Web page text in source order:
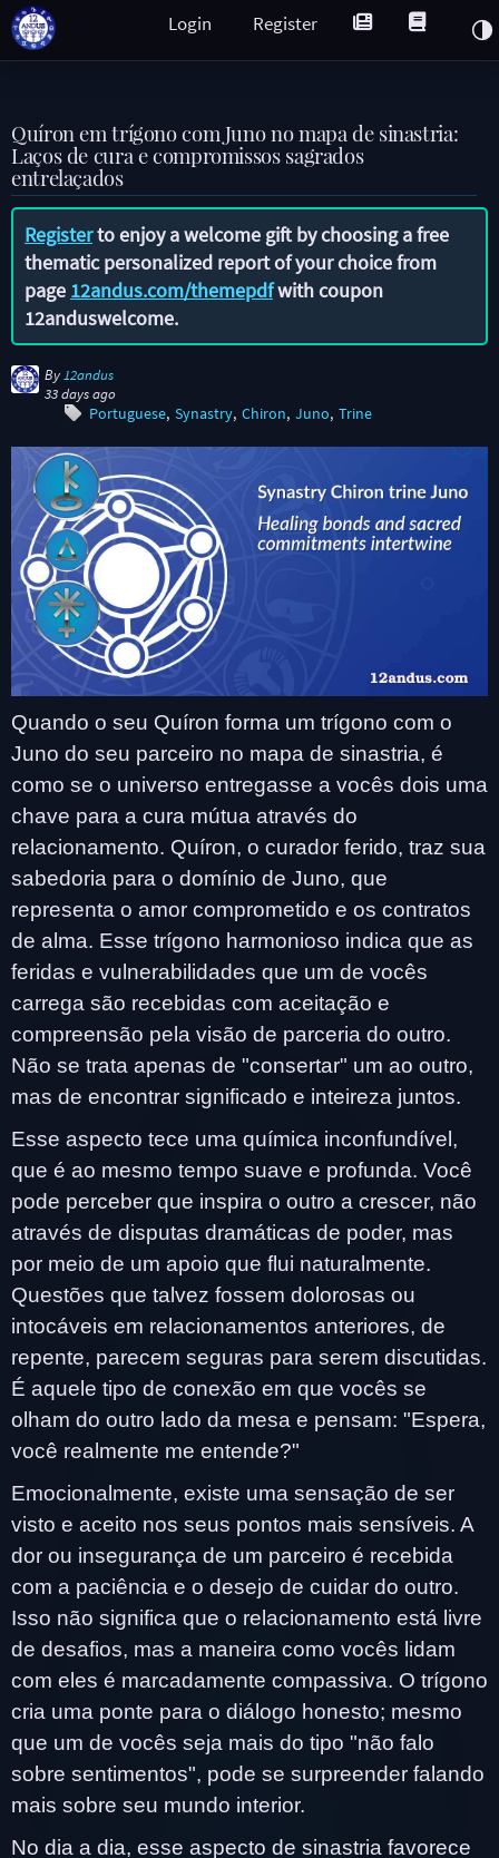
Register
Login
Quíron em trígono com Juno no mapa de sinastria:
Laços de cura e compromissos sagrados
entrelaçados
Registerto enjoy a welcome gift by choosing a free
thematic personalized report of your choice from
page 12andus.com/themepdfwith coupon
12anduswelcome.
By 12andus
33 days ago
Portuguese Synastry Chiron Juno Trine
Quando o seu Quíron forma um trígono com o
Juno do seu parceiro no mapa de sinastria, é
como se o universo entregasse a vocês dois uma
chave para a cura mútua através do
relacionamento. Quíron, o curador ferido, traz sua
sabedoria para o domínio de Juno, que
representa o amor comprometido e os contratos
de alma. Esse trígono harmonioso indica que as
feridas e vulnerabilidades que um de vocês
carrega são recebidas com aceitação e
compreensão pela visão de parceria do outro.
Não se trata apenas de "consertar" um ao outro,
mas de encontrar significado e inteireza juntos.
Esse aspecto tece uma química inconfundível,
que é ao mesmo tempo suave e profunda. Você
pode perceber que inspira o outro a crescer, não
através de disputas dramáticas de poder, mas
por meio de um apoio que flui naturalmente.
Questões que talvez fossem dolorosas ou
intocáveis em relacionamentos anteriores, de
repente, parecem seguras para serem discutidas.
É aquele tipo de conexão em que vocês se
olham do outro lado da mesa e pensam: "Espera,
você realmente me entende?"
Emocionalmente, existe uma sensação de ser
visto e aceito nos seus pontos mais sensíveis. A
dor ou insegurança de um parceiro é recebida
com a paciência e o desejo de cuidar do outro.
Isso não significa que o relacionamento está livre
de desafios, mas a maneira como vocês lidam
com eles é marcadamente compassiva. O trígono
cria uma ponte para o diálogo honesto; mesmo
que um de vocês seja mais do tipo "não falo
sobre sentimentos", pode se surpreender falando
mais sobre seu mundo interior.
No dia a dia, esse aspecto de sinastria favorece